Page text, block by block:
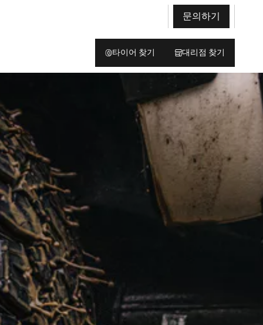
문의하기
타이어 찾기 대리점 찾기